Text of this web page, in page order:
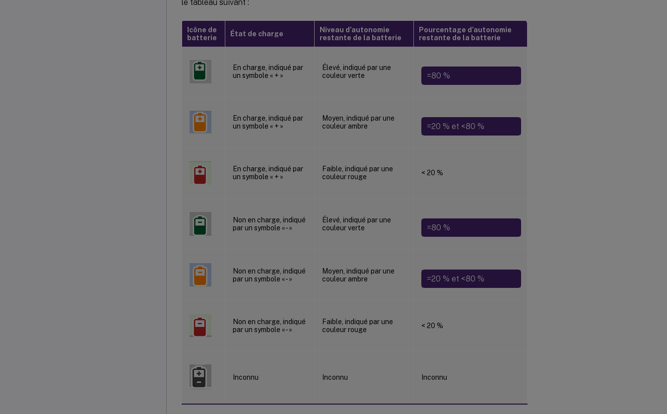
le tableau suivant :
Icône de
batterie
État de charge
Niveau d’autonomie
restante de la batterie
Pourcentage d’autonomie
restante de la batterie
En charge, indiqué par
un symbole « + »
Élevé, indiqué par une
couleur verte
=80 %
En charge, indiqué par
un symbole « + »
Moyen, indiqué par une
couleur ambre
=20 % et <80 %
En charge, indiqué par
un symbole « + »
Faible, indiqué par une
couleur rouge
< 20 %
Non en charge, indiqué
par un symbole « - »
Élevé, indiqué par une
couleur verte
=80 %
Non en charge, indiqué
par un symbole « - »
Moyen, indiqué par une
couleur ambre
=20 % et <80 %
Non en charge, indiqué
par un symbole « - »
Faible, indiqué par une
couleur rouge
< 20 %
Inconnu Inconnu Inconnu